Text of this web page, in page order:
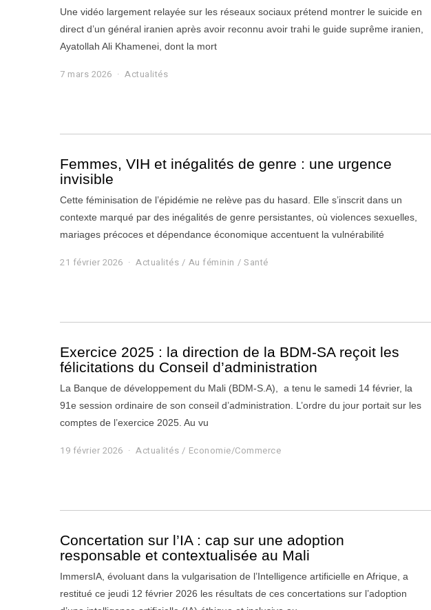
Une vidéo largement relayée sur les réseaux sociaux prétend montrer le suicide en
direct d’un général iranien après avoir reconnu avoir trahi le guide suprême iranien,
Ayatollah Ali Khamenei, dont la mort
7 mars 2026
2
2
6
Actualités
Femmes, VIH et inégalités de genre : une urgence
invisible
Cette féminisation de l’épidémie ne relève pas du hasard. Elle s’inscrit dans un
contexte marqué par des inégalités de genre persistantes, où violences sexuelles,
mariages précoces et dépendance économique accentuent la vulnérabilité
21 février 2026
r
e
r
2
0
2
6
Actualités / Au féminin / Santé
Exercice 2025 : la direction de la BDM-SA reçoit les
félicitations du Conseil d’administration
La Banque de développement du Mali (BDM-S.A), a tenu le samedi 14 février, la
91e session ordinaire de son conseil d’administration. L’ordre du jour portait sur les
comptes de l’exercice 2025. Au vu
19 février 2026
r
e
r
2
0
2
6
Actualités / Economie/Commerce
Concertation sur l’IA : cap sur une adoption
responsable et contextualisée au Mali
ImmersIA, évoluant dans la vulgarisation de l’Intelligence artificielle en Afrique, a
restitué ce jeudi 12 février 2026 les résultats de ces concertations sur l’adoption